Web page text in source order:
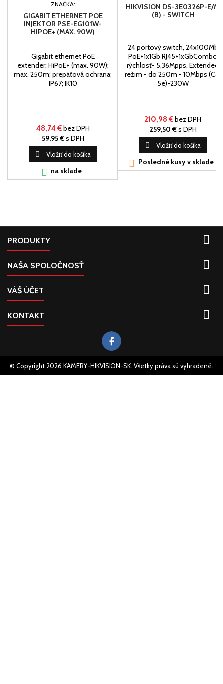
ZNAČKA:
GIGABIT ETHERNET POE
INJEKTOR PSE-EG101W-
HIPOE+ (MAX. 90W)
Gigabit ethernet PoE
extender; HiPoE+ (max. 90W);
max. 250m; prepäťová ochrana;
IP67; IK10
48,74 €bez DPH
59,95 €s DPH
 Vložiť do košíka
 na sklade
HIKVISION DS-3E0326P-E/M
(B) - SWITCH
24 portový switch, 24x100Mb
PoE+1x1Gb RJ45+1xGbCombo
rýchlosť- 5,36Mpps, Extended
režim - do 250m - 10Mbps (Cat
5e)-230W
210,98 €bez DPH
259,50 €s DPH
 Vložiť do košíka
 Posledné kusy v sklade
PRODUKTY 
NAŠA SPOLOČNOSŤ 
VÁŠ ÚČET 
KONTAKT 
© Copyright 2026 KAMERY-HIKVISION-SK. Všetky práva sú vyhradené.